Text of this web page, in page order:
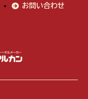
お問い合わせ